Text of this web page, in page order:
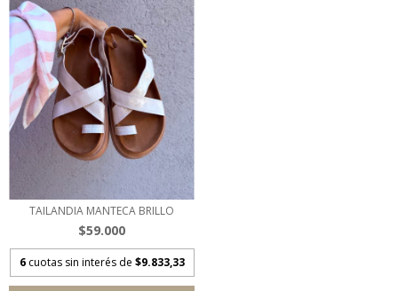
TAILANDIA MANTECA BRILLO
$59.000
6 cuotas sin interés de $9.833,33